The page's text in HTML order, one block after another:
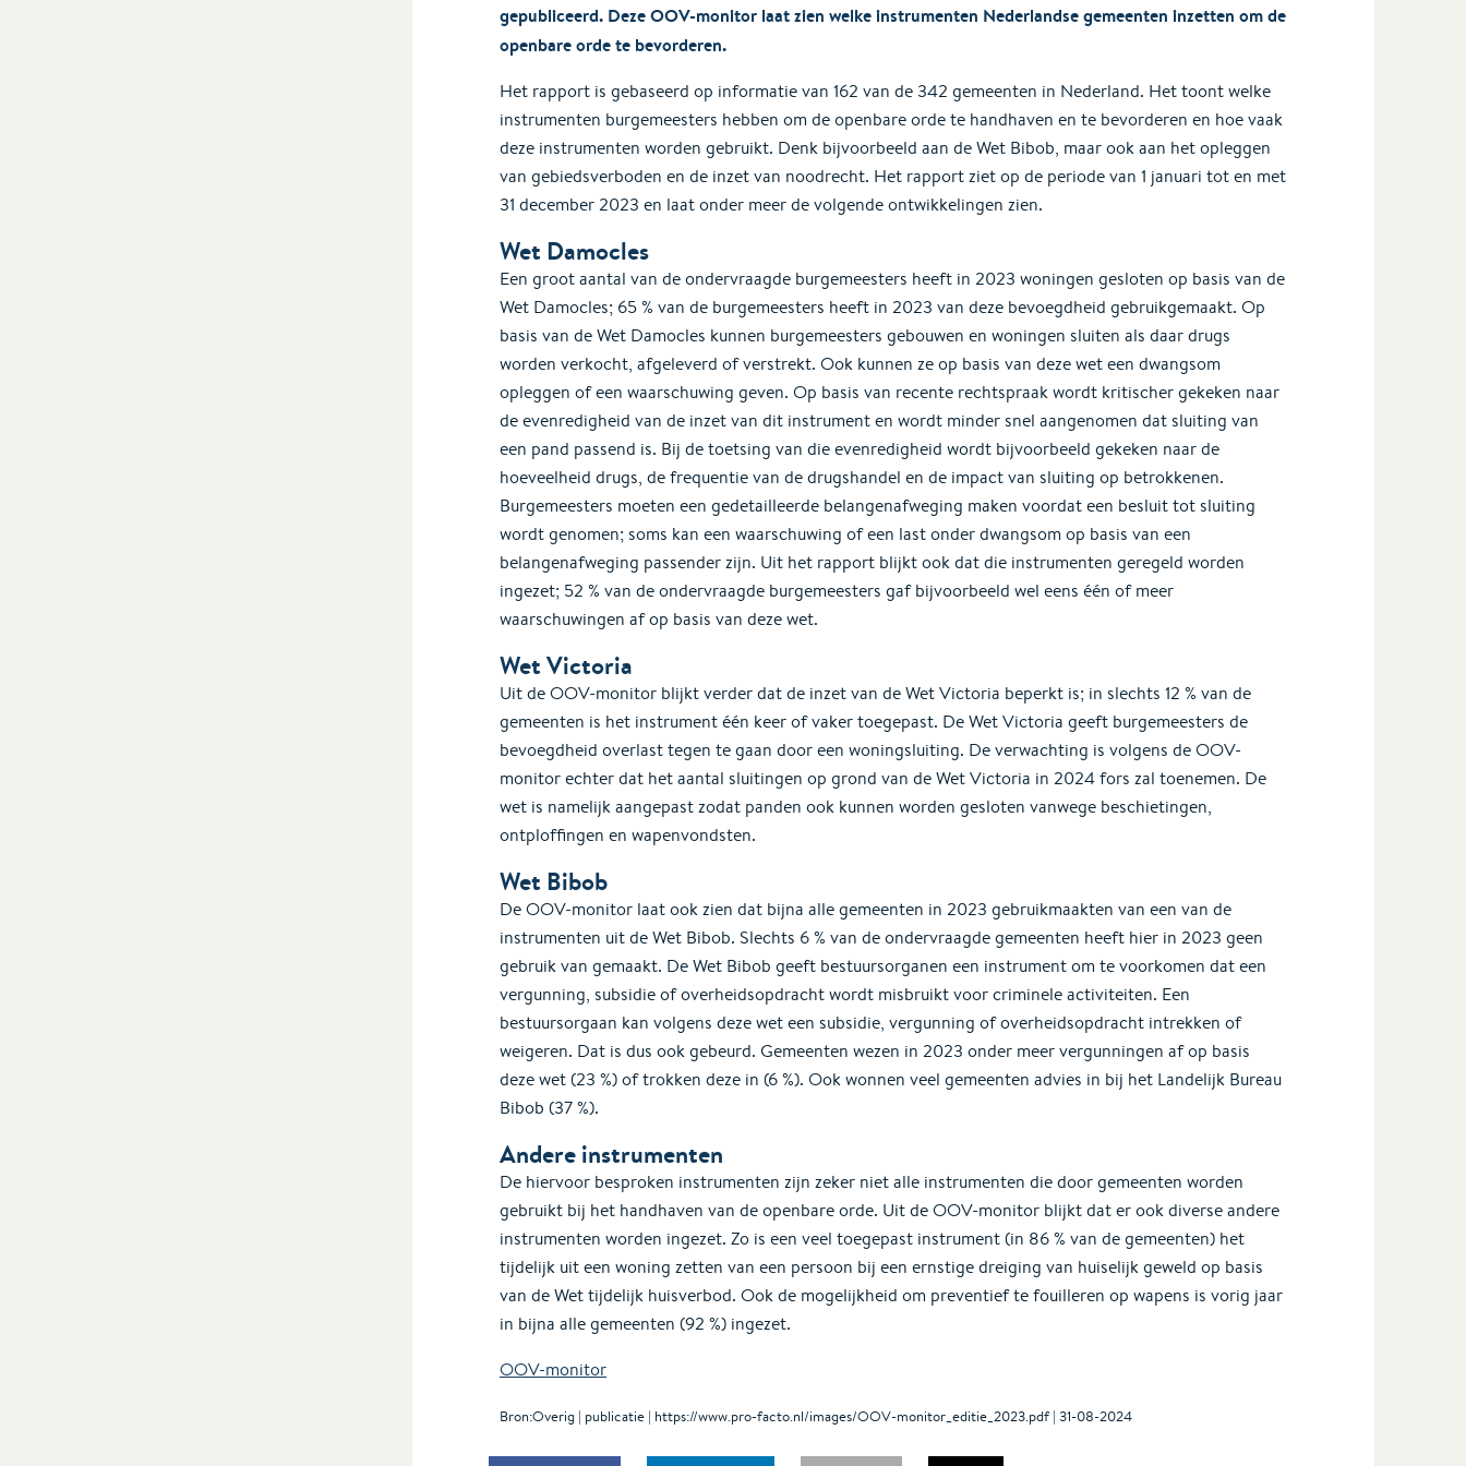
gepubliceerd. Deze OOV-monitor laat zien welke instrumenten Nederlandse gemeenten inzetten om de
openbare orde te bevorderen.
Het rapport is gebaseerd op informatie van 162 van de 342 gemeenten in Nederland. Het toont welke
instrumenten burgemeesters hebben om de openbare orde te handhaven en te bevorderen en hoe vaak
deze instrumenten worden gebruikt. Denk bijvoorbeeld aan de Wet Bibob, maar ook aan het opleggen
van gebiedsverboden en de inzet van noodrecht. Het rapport ziet op de periode van 1 januari tot en met
31 december 2023 en laat onder meer de volgende ontwikkelingen zien.
Wet Damocles
Een groot aantal van de ondervraagde burgemeesters heeft in 2023 woningen gesloten op basis van de
Wet Damocles; 65 % van de burgemeesters heeft in 2023 van deze bevoegdheid gebruikgemaakt. Op
basis van de Wet Damocles kunnen burgemeesters gebouwen en woningen sluiten als daar drugs
worden verkocht, afgeleverd of verstrekt. Ook kunnen ze op basis van deze wet een dwangsom
opleggen of een waarschuwing geven. Op basis van recente rechtspraak wordt kritischer gekeken naar
de evenredigheid van de inzet van dit instrument en wordt minder snel aangenomen dat sluiting van
een pand passend is. Bij de toetsing van die evenredigheid wordt bijvoorbeeld gekeken naar de
hoeveelheid drugs, de frequentie van de drugshandel en de impact van sluiting op betrokkenen.
Burgemeesters moeten een gedetailleerde belangenafweging maken voordat een besluit tot sluiting
wordt genomen; soms kan een waarschuwing of een last onder dwangsom op basis van een
belangenafweging passender zijn. Uit het rapport blijkt ook dat die instrumenten geregeld worden
ingezet; 52 % van de ondervraagde burgemeesters gaf bijvoorbeeld wel eens één of meer
waarschuwingen af op basis van deze wet.
Wet Victoria
Uit de OOV-monitor blijkt verder dat de inzet van de Wet Victoria beperkt is; in slechts 12 % van de
gemeenten is het instrument één keer of vaker toegepast. De Wet Victoria geeft burgemeesters de
bevoegdheid overlast tegen te gaan door een woningsluiting. De verwachting is volgens de OOV-
monitor echter dat het aantal sluitingen op grond van de Wet Victoria in 2024 fors zal toenemen. De
wet is namelijk aangepast zodat panden ook kunnen worden gesloten vanwege beschietingen,
ontploffingen en wapenvondsten.
Wet Bibob
De OOV-monitor laat ook zien dat bijna alle gemeenten in 2023 gebruikmaakten van een van de
instrumenten uit de Wet Bibob. Slechts 6 % van de ondervraagde gemeenten heeft hier in 2023 geen
gebruik van gemaakt. De Wet Bibob geeft bestuursorganen een instrument om te voorkomen dat een
vergunning, subsidie of overheidsopdracht wordt misbruikt voor criminele activiteiten. Een
bestuursorgaan kan volgens deze wet een subsidie, vergunning of overheidsopdracht intrekken of
weigeren. Dat is dus ook gebeurd. Gemeenten wezen in 2023 onder meer vergunningen af op basis
deze wet (23 %) of trokken deze in (6 %). Ook wonnen veel gemeenten advies in bij het Landelijk Bureau
Bibob (37 %).
Andere instrumenten
De hiervoor besproken instrumenten zijn zeker niet alle instrumenten die door gemeenten worden
gebruikt bij het handhaven van de openbare orde. Uit de OOV-monitor blijkt dat er ook diverse andere
instrumenten worden ingezet. Zo is een veel toegepast instrument (in 86 % van de gemeenten) het
tijdelijk uit een woning zetten van een persoon bij een ernstige dreiging van huiselijk geweld op basis
van de Wet tijdelijk huisverbod. Ook de mogelijkheid om preventief te fouilleren op wapens is vorig jaar
in bijna alle gemeenten (92 %) ingezet.
OOV-monitor
Bron:Overig | publicatie | https://www.pro-facto.nl/images/OOV-monitor_editie_2023.pdf | 31-08-2024